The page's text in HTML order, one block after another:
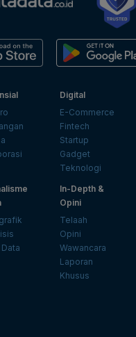
Digital
E-Commerce
Fintech
Startup
Gadget
Teknologi
In-Depth &
Opini
Telaah
Opini
Wawancara
Laporan
Khusus